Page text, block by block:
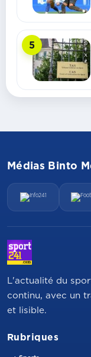
5
Médias Binto
L'actualité du
continu, avec un
et lisible.
Rubriques